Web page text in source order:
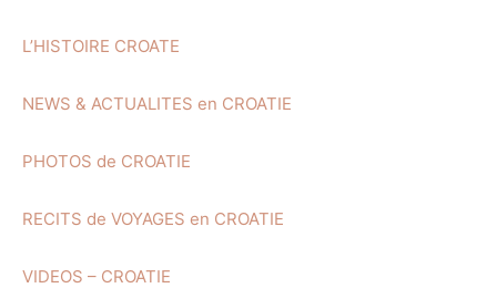
L’HISTOIRE CROATE
NEWS & ACTUALITES en CROATIE
PHOTOS de CROATIE
RECITS de VOYAGES en CROATIE
VIDEOS – CROATIE